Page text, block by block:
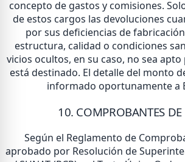
concepto de gastos y comisiones.
de estos cargos las devoluciones
por sus deficiencias de
estructura, calidad o condiciones
vicios ocultos, en su caso, no sea apto
está destinado. El detalle del monto
informado oportunamente a
10. COMPROBANTES DE
Según el Reglamento de
aprobado por Resolución de